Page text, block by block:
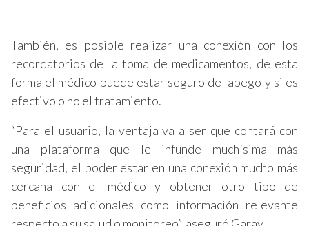
También, es posible realizar una conexión con los
recordatorios de la toma de medicamentos, de esta
forma el médico puede estar seguro del apego y si es
efectivo o no el tratamiento.
“Para el usuario, la ventaja va a ser que contará con
una plataforma que le infunde muchísima más
seguridad, el poder estar en una conexión mucho más
cercana con el médico y obtener otro tipo de
beneficios adicionales como información relevante